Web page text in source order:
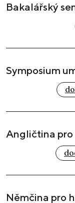
Bakalářský
Symposium
Angličtina pro
Němčina pro